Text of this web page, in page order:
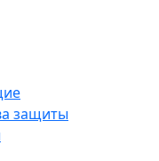
защиты